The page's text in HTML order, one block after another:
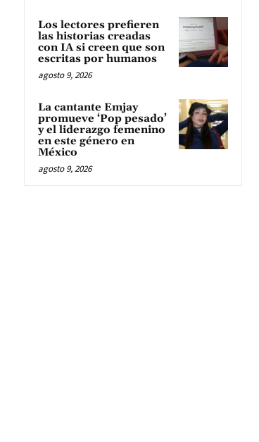
Los lectores prefieren
las historias creadas
con IA si creen que son
escritas por humanos
agosto 9, 2026
La cantante Emjay
promueve ‘Pop pesado’
y el liderazgo femenino
en este género en
México
agosto 9, 2026